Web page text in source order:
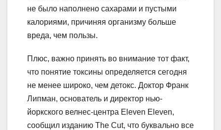
не было наполнено сахарами и пустыми
калориями, причиняя организму больше
вреда, чем пользы.
Плюс, важно принять во внимание тот факт,
что понятие токсины определяется сегодня
не менее широко, чем детокс. Доктор Франк
Липман, основатель и директор нью-
йоркского велнес-центра Eleven Eleven,
сообщил изданию The Cut, что буквально все